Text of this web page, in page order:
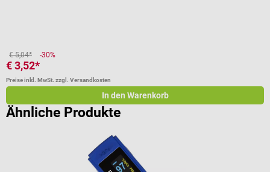
€ 5,04* -30%
€ 3,52*
Preise inkl. MwSt. zzgl. Versandkosten
In den Warenkorb
Ähnliche Produkte